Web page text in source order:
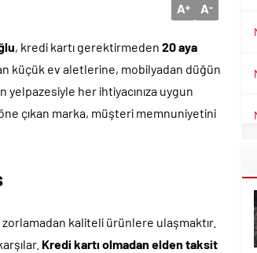
A+ A-
, kredi kartı gerektirmeden 20 aya
küçük ev aletlerine, mobilyadan düğün
her ihtiyacınıza uygun
çıkan marka, müşteri memnuniyetini
kaliteli ürünlere ulaşmaktır.
Kredi kartı olmadan elden taksit